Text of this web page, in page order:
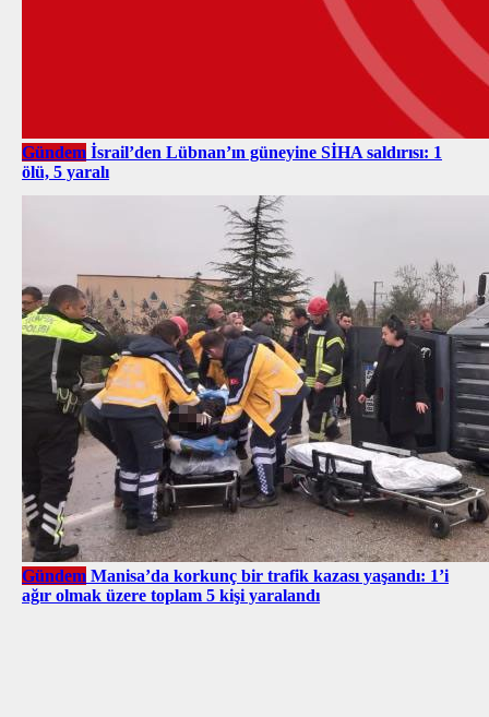
Gündem İsrail’den Lübnan’ın güneyine SİHA saldırısı: 1
ölü, 5 yaralı
Gündem Manisa’da korkunç bir trafik kazası yaşandı: 1’i
ağır olmak üzere toplam 5 kişi yaralandı